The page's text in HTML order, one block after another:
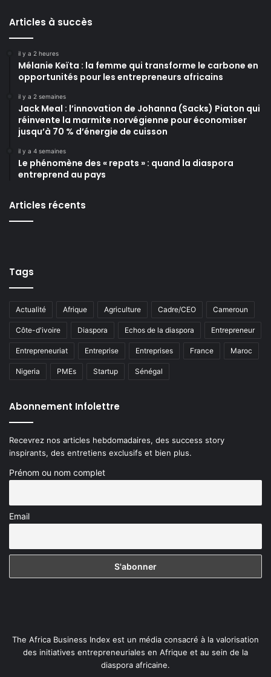
Articles à succès
il y a 2 heures
Mélanie Keïta : la femme qui transforme le carbone en
opportunités pour les entrepreneurs africains
il y a 2 semaines
Jack Meal : l’innovation de Johanna (Sacks) Piaton qui
réinvente la marmite norvégienne pour économiser
jusqu’à 70 % d’énergie de cuisson
il y a 4 semaines
Le phénomène des « repats » : quand la diaspora
entreprend au pays
Articles récents
Tags
Actualité Afrique Agriculture Cadre/CEO Cameroun
Côte-d'ivoire Diaspora Echos de la diaspora Entrepreneur
Entrepreneuriat Entreprise Entreprises France Maroc
Nigeria PMEs Startup Sénégal
Abonnement Infolettre
Recevrez nos articles hebdomadaires, des success story
inspirants, des entretiens exclusifs et bien plus.
Prénom ou nom complet
Email
The Africa Business Index est un média consacré à la valorisation
des initiatives entrepreneuriales en Afrique et au sein de la
diaspora africaine.